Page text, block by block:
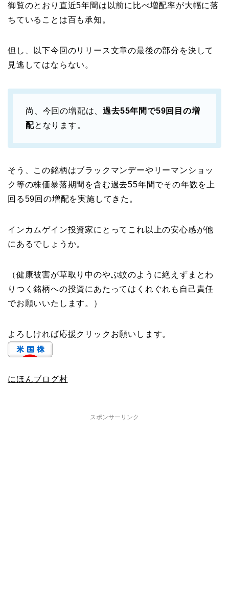
御覧のとおり直近5年間は以前に比べ増配率が大幅に落
ちていることは百も承知。
但し、以下今回のリリース文章の最後の部分を決して
見逃してはならない。
尚、今回の増配は、過去55年間で59回目の増
配となります。
そう、この銘柄はブラックマンデーやリーマンショッ
ク等の株価暴落期間を含む過去55年間でその年数を上
回る59回の増配を実施してきた。
インカムゲイン投資家にとってこれ以上の安心感が他
にあるでしょうか。
（健康被害が草取り中のやぶ蚊のように絶えずまとわ
りつく銘柄への投資にあたってはくれぐれも自己責任
でお願いいたします。）
よろしければ応援クリックお願いします。
にほんブログ村
スポンサーリンク